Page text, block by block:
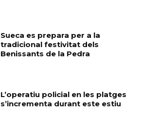
Sueca es prepara per a la
tradicional festivitat dels
Benissants de la Pedra
L’operatiu policial en les platges
s’incrementa durant este estiu